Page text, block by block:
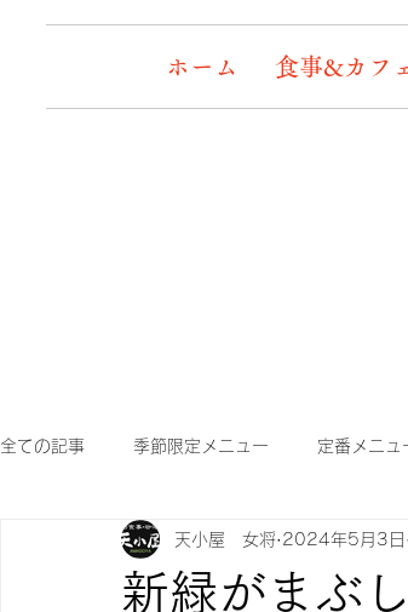
ホーム 食事&カフ
全ての記事 季節限定メニュー 定番メニュ
デッキワンコ イケメン&女盛り ま
新緑がまぶ
天小屋 女将 2024年5月3日